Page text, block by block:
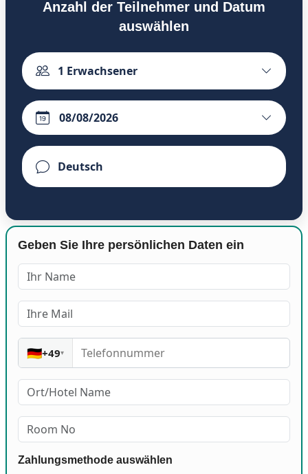
Anzahl der Teilnehmer und Datum
auswählen
1 Erwachsener
Geben Sie Ihre persönlichen Daten ein
🇩🇪+49▾
Zahlungsmethode auswählen